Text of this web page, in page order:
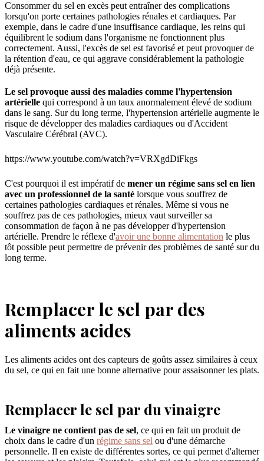
Consommer du sel en excès peut entraîner des complications
lorsqu'on porte certaines pathologies rénales et cardiaques. Par
exemple, dans le cadre d'une insuffisance cardiaque, les reins qui
équilibrent le sodium dans l'organisme ne fonctionnent plus
correctement. Aussi, l'excès de sel est favorisé et peut provoquer de
la rétention d'eau, ce qui aggrave considérablement la pathologie
déjà présente.
Le sel provoque aussi des maladies comme l'hypertension
artérielle qui correspond à un taux anormalement élevé de sodium
dans le sang. Sur du long terme, l'hypertension artérielle augmente le
risque de développer des maladies cardiaques ou d'Accident
Vasculaire Cérébral (AVC).
https://www.youtube.com/watch?v=VRXgdDiFkgs
C'est pourquoi il est impératif de mener un régime sans sel en lien
avec un professionnel de la santé lorsque vous souffrez de
certaines pathologies cardiaques et rénales. Même si vous ne
souffrez pas de ces pathologies, mieux vaut surveiller sa
consommation de façon à ne pas développer d'hypertension
artérielle. Prendre le réflexe d'avoir une bonne alimentation le plus
tôt possible peut permettre de prévenir des problèmes de santé sur du
long terme.
Remplacer le sel par des
aliments acides
Les aliments acides ont des capteurs de goûts assez similaires à ceux
du sel, ce qui en fait une bonne alternative pour assaisonner les plats.
Remplacer le sel par du vinaigre
Le vinaigre ne contient pas de sel, ce qui en fait un produit de
choix dans le cadre d'un régime sans sel ou d'une démarche
personnelle. Il en existe de différentes sortes, ce qui permet d'alterner